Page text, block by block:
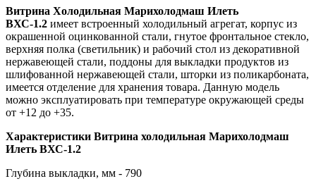
Витрина Холодильная Марихолодмаш Илеть
ВХС-1.2 имеет встроенный холодильный агрегат, корпус из
окрашенной оцинкованной стали, гнутое фронтальное стекло,
верхняя полка (светильник) и рабочий стол из декоративной
нержавеющей стали, поддоны для выкладки продуктов из
шлифованной нержавеющей стали, шторки из поликарбоната,
имеется отделение для хранения товара. Данную модель
можно эксплуатировать при температуре окружающей среды
от +12 до +35.
Характеристики Витрина холодильная Марихолодмаш
Илеть ВХС-1.2
Глубина выкладки, мм - 790